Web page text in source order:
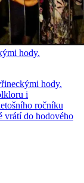
hody.
hody.
i
ročníku
vrátí do hodového